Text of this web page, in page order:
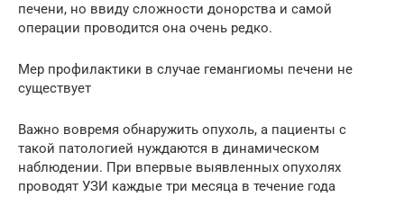
печени, но ввиду сложности донорства и самой
операции проводится она очень редко.
Мер профилактики в случае гемангиомы печени не
существует
Важно вовремя обнаружить опухоль, а пациенты с
такой патологией нуждаются в динамическом
наблюдении. При впервые выявленных опухолях
проводят УЗИ каждые три месяца в течение года